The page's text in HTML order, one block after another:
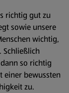
richtig gut zu
sowie unsere
wichtig,
Schließlich
so richtig
einer bewussten
zu.